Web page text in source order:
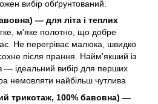
вибір обґрунтований.
— для літа і теплих
м'яке полотно, що добре
Не перегріває малюка, швидко
після прання. Найм'якший із
— ідеальний вибір для перших
немовляти найбільш чутлива
трикотаж, 100% бавовна) —